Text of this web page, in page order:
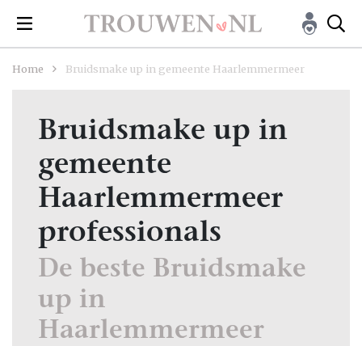
Home Bruidsmake up in gemeente Haarlemmermeer
Bruidsmake up in
gemeente
Haarlemmermeer
professionals
De beste Bruidsmake
up in
Haarlemmermeer